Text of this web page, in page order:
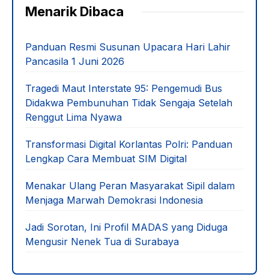
Menarik Dibaca
Panduan Resmi Susunan Upacara Hari Lahir
Pancasila 1 Juni 2026
Tragedi Maut Interstate 95: Pengemudi Bus
Didakwa Pembunuhan Tidak Sengaja Setelah
Renggut Lima Nyawa
Transformasi Digital Korlantas Polri: Panduan
Lengkap Cara Membuat SIM Digital
Menakar Ulang Peran Masyarakat Sipil dalam
Menjaga Marwah Demokrasi Indonesia
Jadi Sorotan, Ini Profil MADAS yang Diduga
Mengusir Nenek Tua di Surabaya